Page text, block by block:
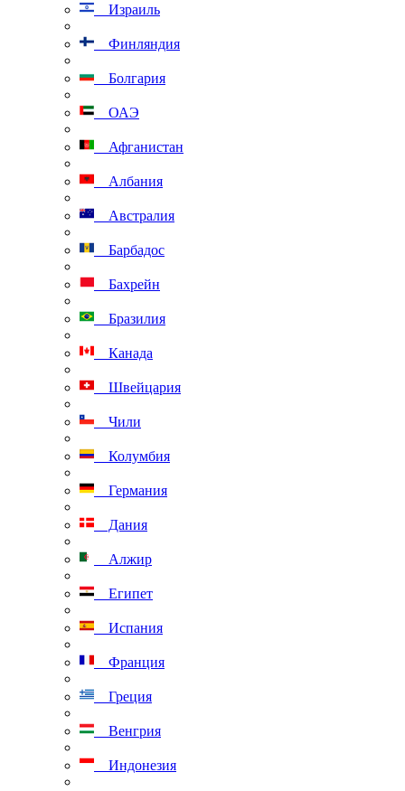
Израиль
Финляндия
Болгария
ОАЭ
Афганистан
Албания
Австралия
Барбадос
Бахрейн
Бразилия
Канада
Швейцария
Чили
Колумбия
Германия
Дания
Алжир
Египет
Испания
Франция
Греция
Венгрия
Индонезия